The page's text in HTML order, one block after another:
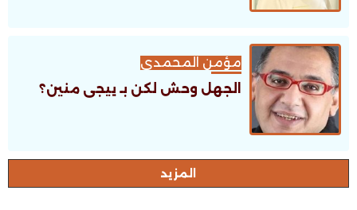
مؤمن المحمدى
الجهل وحش لكن بـ ييجى منين؟
اﻟﻤﺰﻳﺪ